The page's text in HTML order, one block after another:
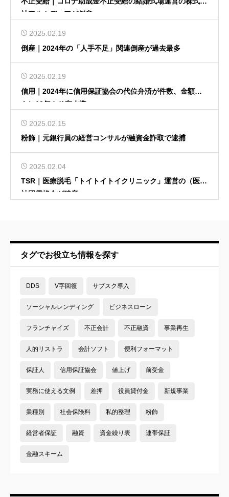
社アルカディアが倒産
2025.02.19
倒産｜2024年の「人手不足」関連倒産が過去最多
2025.02.19
信用｜2024年に信用保証協会の代位弁済が件数、金額と
もに10年ぶり高水準
2025.02.15
粉飾｜元銀行員の経営コンサルが融資金詐取で逮捕
2025.02.04
TSR｜医療脱毛「トイトイトイクリニック」運営の（医）
社団雪焔会が破産
タグでお役立ち情報を探す
DDS V字回復 サブスク導入
ソーシャルレンディング ビジネスローン
フランチャイズ 不正会計 不正融資 事業再生
人的リストラ 会計ソフト 便利フォーマット
保証人 信用保証協会 値上げ 前受金
実務に使える文例 差押 役員貸付金 新規事業
業種別 社会保険料 私的整理 粉飾
経営者保証 融資 資金繰り表 連帯保証
金融スキーム